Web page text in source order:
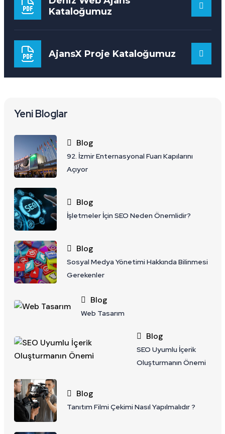
Kataloğumuz
AjansX Proje Kataloğumuz
Yeni Bloglar
Blog
92. İzmir Enternasyonal Fuarı Kapılarını
Açıyor
Blog
İşletmeler İçin SEO Neden Önemlidir?
Blog
Sosyal Medya Yönetimi Hakkında Bilinmesi
Gerekenler
Blog
Web Tasarım
Blog
SEO Uyumlu İçerik
Oluşturmanın Önemi
Blog
Tanıtım Filmi Çekimi Nasıl Yapılmalıdır ?